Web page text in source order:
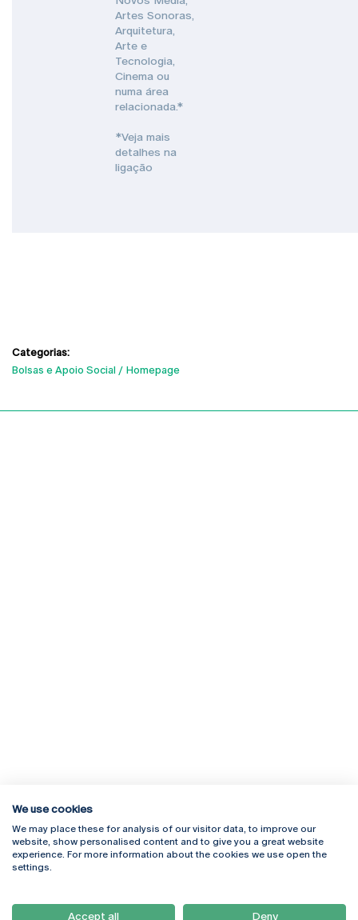
Artes Sonoras,
Arquitetura,
Arte e
Tecnologia,
Cinema ou
numa área
relacionada.*
*Veja mais
detalhes na
ligação
Categorias:
Bolsas e Apoio Social
Homepage
Rua Diogo Botelho 1327
4169-005 Porto
+351 226 196 240
Campus Online
Webmail
Como Chegar
We use cookies
We may place these for analysis of our visitor data, to improve our
website, show personalised content and to give you a great website
experience. For more information about the cookies we use open the
settings.
Accept all Deny